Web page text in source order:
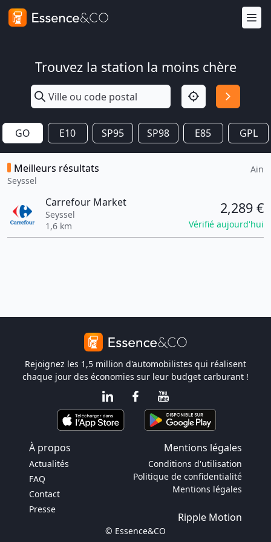
Trouvez la station la moins chère
GO E10 SP95 SP98 E85 GPL
Meilleurs résultats
Seyssel
Ain
Carrefour Market
Seyssel
1,6 km
2,289 €
Vérifié aujourd'hui
Rejoignez les 1,5 million d'automobilistes qui réalisent
chaque jour des économies sur leur budget carburant !
À propos Mentions légales
Actualités
FAQ
Contact
Presse
Conditions d'utilisation
Politique de confidentialité
Mentions légales
Ripple Motion
© Essence&CO